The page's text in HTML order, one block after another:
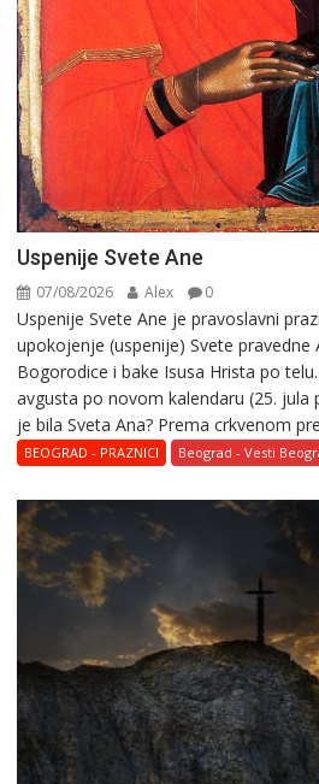
Uspenije Svete Ane
07/08/2026 Alex 0
Uspenije Svete Ane je pravoslavni
upokojenje (uspenije) Svete pravedne
Bogorodice i bake Isusa Hrista po
avgusta po novom kalendaru (25. jula
je bila Sveta Ana? Prema crkvenom
BEOGRAD - PRAZNICI Beograd - Vesti